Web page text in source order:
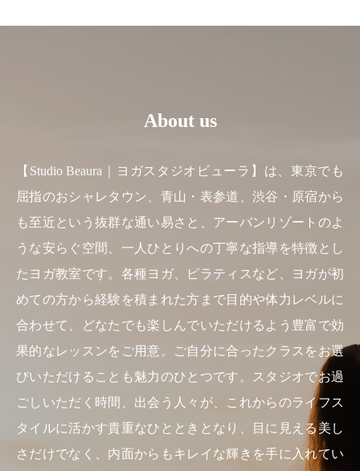
About us
【Studio Beaura｜ヨガスタジオビューラ】は、東京でも
屈指のおシャレタウン、青山・表参道、渋谷・原宿から
も至近という抜群な通い易さと、アーバンリゾートのよ
うな安らぐ空間、一人ひとりへの丁寧な指導を特徴とし
たヨガ教室です。各種ヨガ、ピラティスなど、ヨガが初
めての方から経験を積まれた方まで目的や体力レベルに
合わせて、どなたでも楽しんでいただけるよう豊富で効
果的なレッスンをご用意。ご自分に合ったクラスをお選
びいただけることも魅力のひとつです。スタジオでお過
ごしいただく時間、出会う人々が、これからのライフス
タイルに活かす貴重なひとときとなり、目に見える美し
さだけでなく、内面からもキレイな輝きを手に入れてい